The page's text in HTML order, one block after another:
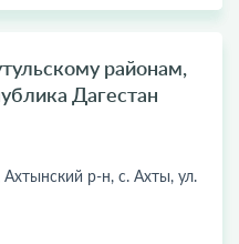
районам,
Дагестан
р-н, с. Ахты, ул.